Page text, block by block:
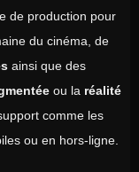
de production pour
du cinéma, de
ainsi que des
ou la réalité
comme les
ou en hors-ligne.